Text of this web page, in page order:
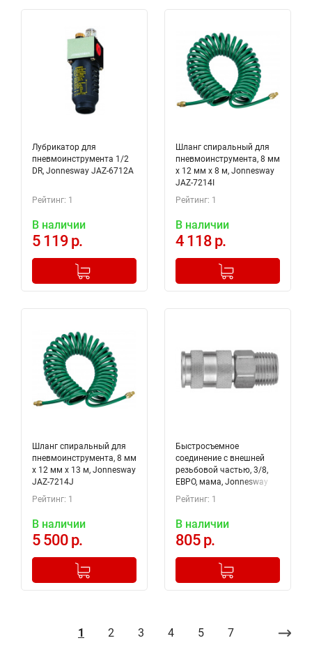
Лубрикатор для
пневмоинструмента 1/2
DR, Jonnesway JAZ-6712A
Рейтинг: 1
В наличии
5 119 р.
+
Добавлено в корзину
Шланг спиральный для
пневмоинструмента, 8 мм
х 12 мм х 8 м, Jonnesway
JAZ-7214I
Рейтинг: 1
В наличии
4 118 р.
+
Добавлено в корзину
Шланг спиральный для
пневмоинструмента, 8 мм
х 12 мм х 13 м, Jonnesway
JAZ-7214J
Рейтинг: 1
В наличии
5 500 р.
+
Добавлено в корзину
Быстросъемное
соединение с внешней
резьбовой частью, 3/8,
ЕВРО, мама, Jonnesway
GM-03AM
Рейтинг: 1
В наличии
805 р.
+
Добавлено в корзину
1 2 3 4 5 7